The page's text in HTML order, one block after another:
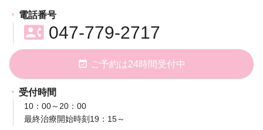
電話番号
contact_phone047-779-2717
event_available ご予約は24時間受付中
受付時間
10：00～20：00
最終治療開始時刻19：15～